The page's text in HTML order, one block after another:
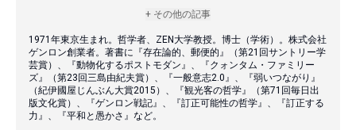
+ その他の記事
1971年東京生まれ。哲学者、ZEN大学教授。博士（学術）。株式会社
ゲンロン創業者。著書に『存在論的、郵便的』（第21回サントリー学
芸賞）、『動物化するポストモダン』、『クォンタム・ファミリー
ズ』（第23回三島由紀夫賞）、『一般意志2.0』、『弱いつながり』
（紀伊國屋じんぶん大賞2015）、『観光客の哲学』（第71回毎日出
版文化賞）、『ゲンロン戦記』、『訂正可能性の哲学』、『訂正する
力』、『平和と愚かさ』など。